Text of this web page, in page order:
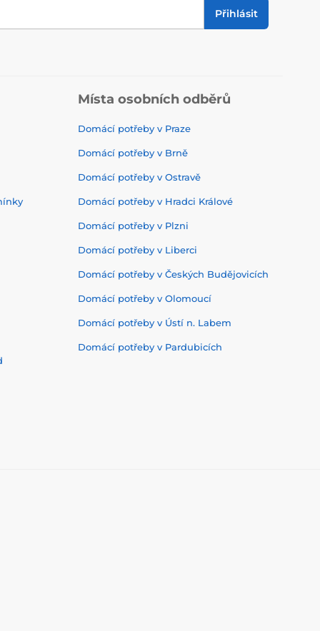
Přihlásit
Místa osobních odběrů
Domácí potřeby v Praze
Domácí potřeby v Brně
Domácí potřeby v Ostravě
Domácí potřeby v Hradci Králové
Domácí potřeby v Plzni
Domácí potřeby v Liberci
Domácí potřeby v Českých Budějovicích
Domácí potřeby v Olomoucí
Domácí potřeby v Ústí n. Labem
Domácí potřeby v Pardubicích